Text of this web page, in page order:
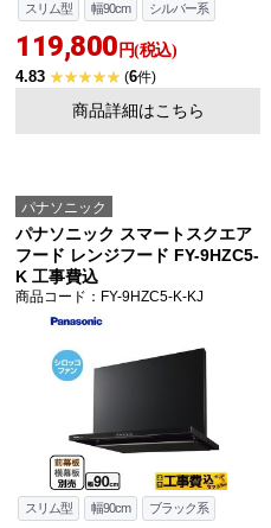
スリム型 幅90cm シルバー系
119,800 円(税込)
4.83 (6件)
商品詳細はこちら
パナソニック
パナソニック スマートスクエア
フード レンジフード FY-9HZC5-
K 工事費込
商品コード ：FY-9HZC5-K-KJ
スリム型 幅90cm ブラック系